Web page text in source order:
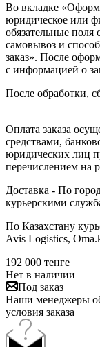
Во вкладке
юридическое или
обязательные
самовывоз и
заказ». После
с информацией о
После обработки,
Оплата заказа
средствами,
юридических лиц
перечислением на
Доставка - По
курьерскими
По Казахстану
Avis Logistics,
192 000 тенге
Нет в наличии
Под заказ
Наши менеджеры
условия заказа